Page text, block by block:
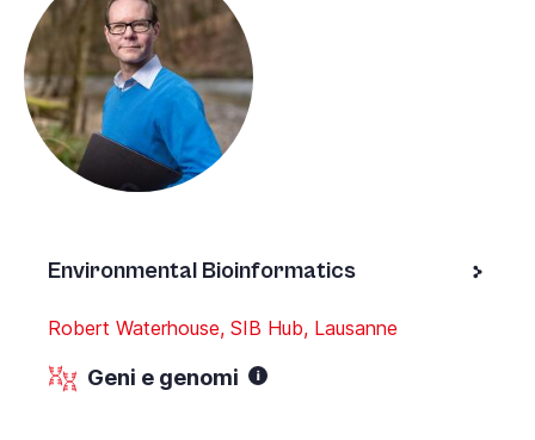
Environmental Bioinformatics
Robert Waterhouse, SIB Hub, Lausanne
Geni e genomi